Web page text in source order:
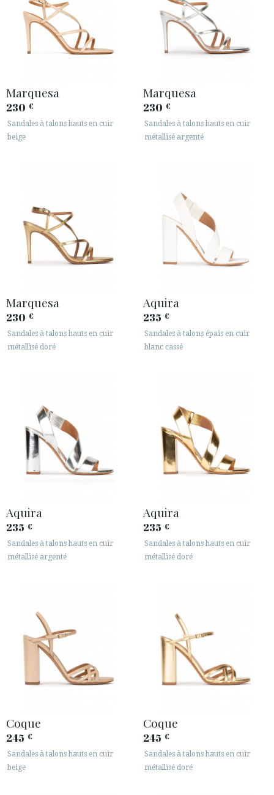
Marquesa
230 €
Sandales à talons hauts en cuir
beige
Marquesa
230 €
Sandales à talons hauts en cuir
métallisé argenté
Marquesa
230 €
Sandales à talons hauts en cuir
métallisé doré
Aquira
235 €
Sandales à talons épais en cuir
blanc cassé
Aquira
235 €
Sandales à talons hauts en cuir
métallisé argenté
Aquira
235 €
Sandales à talons hauts en cuir
métallisé doré
Coque
245 €
Sandales à talons hauts en cuir
beige
Coque
245 €
Sandales à talons hauts en cuir
métallisé doré